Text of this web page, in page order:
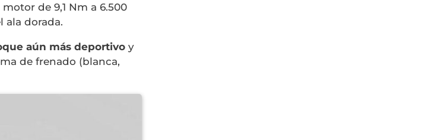
de 9,1 Nm a 6.500
dorada.
aún más deportivo y
de frenado (blanca,